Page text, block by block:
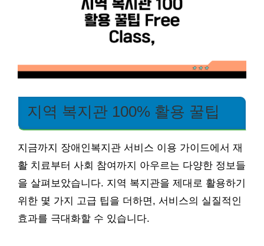
지역 복지관 100% 활용 꿀팁
지금까지 장애인복지관 서비스 이용 가이드에서 재
활 치료부터 사회 참여까지 아우르는 다양한 정보들
을 살펴보았습니다. 지역 복지관을 제대로 활용하기
위한 몇 가지 고급 팁을 더하면, 서비스의 실질적인
효과를 극대화할 수 있습니다.